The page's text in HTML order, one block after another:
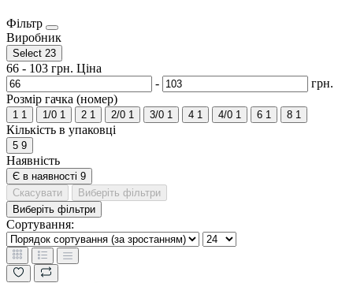
Фільтр
Виробник
Select 23
66 - 103 грн. Ціна
-
грн.
Розмір гачка (номер)
1 1 1/0 1 2 1 2/0 1 3/0 1 4 1 4/0 1 6 1 8 1
Кількість в упаковці
5 9
Наявність
Є в наявності 9
Скасувати
Виберіть фільтри
Виберіть фільтри
Сортування: